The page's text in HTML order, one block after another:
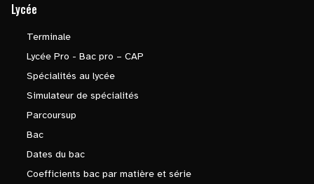
Lycée
Terminale
Lycée Pro - Bac pro – CAP
Spécialités au lycée
Simulateur de spécialités
Parcoursup
Bac
Dates du bac
Coefficients bac par matière et série